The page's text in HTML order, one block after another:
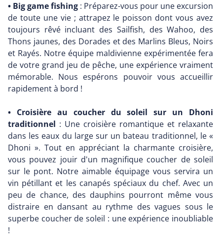
• Big game fishing : Préparez-vous pour une excursion
de toute une vie ; attrapez le poisson dont vous avez
toujours rêvé incluant des Sailfish, des Wahoo, des
Thons jaunes, des Dorades et des Marlins Bleus, Noirs
et Rayés. Notre équipe maldivienne expérimentée fera
de votre grand jeu de pêche, une expérience vraiment
mémorable. Nous espérons pouvoir vous accueillir
rapidement à bord !
• Croisière au coucher du soleil sur un Dhoni
traditionnel : Une croisière romantique et relaxante
dans les eaux du large sur un bateau traditionnel, le «
Dhoni ». Tout en appréciant la charmante croisière,
vous pouvez jouir d'un magnifique coucher de soleil
sur le pont. Notre aimable équipage vous servira un
vin pétillant et les canapés spéciaux du chef. Avec un
peu de chance, des dauphins pourront même vous
distraire en dansant au rythme des vagues sous le
superbe coucher de soleil : une expérience inoubliable
!